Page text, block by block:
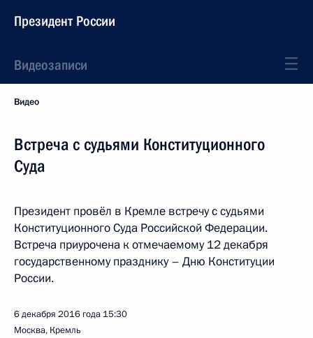
Президент России
Видеозаписи
Видео
Встреча с судьями Конституционного
Суда
Президент провёл в Кремле встречу с судьями
Конституционного Суда Российской Федерации.
Встреча приурочена к отмечаемому 12 декабря
государственному празднику – Дню Конституции
России.
6 декабря 2016 года 15:30
Москва, Кремль